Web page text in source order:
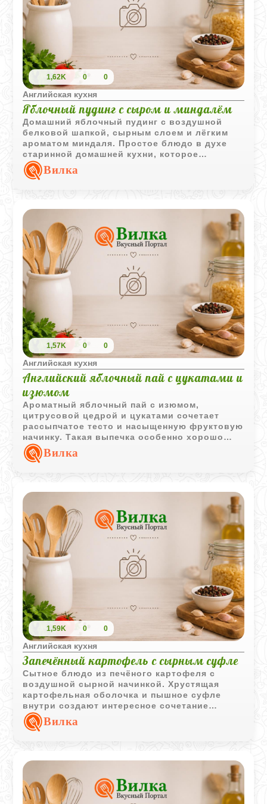
1,62K 0 0
Английская кухня
Яблочный пудинг с сыром и миндалём
Домашний яблочный пудинг с воздушной
белковой шапкой, сырным слоем и лёгким
ароматом миндаля. Простое блюдо в духе
старинной домашней кухни, которое
особенно хорошо подавать тёплым.
Вилка
1,57K 0 0
Английская кухня
Английский яблочный пай с цукатами и
изюмом
Ароматный яблочный пай с изюмом,
цитрусовой цедрой и цукатами сочетает
рассыпчатое тесто и насыщенную фруктовую
начинку. Такая выпечка особенно хорошо
подходит для семейного чаепития.
Вилка
1,59K 0 0
Английская кухня
Запечённый картофель с сырным суфле
Сытное блюдо из печёного картофеля с
воздушной сырной начинкой. Хрустящая
картофельная оболочка и пышное суфле
внутри создают интересное сочетание
текстур и насыщенный вкус.
Вилка